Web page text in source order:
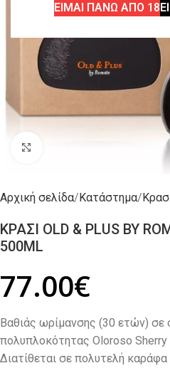
ΕΙΜΑΙ ΠΑΝΩ ΑΠΟ 18
Αρχική σελίδα Κατάστημα
ΚΡΑΣΙ OLD & PLUS BY
500ML
77.00€
Βαθιάς ωρίμανσης (30 ετών) σε
πολυπλοκότητας Oloroso Sherry
Διατίθεται σε πολυτελή καράφα